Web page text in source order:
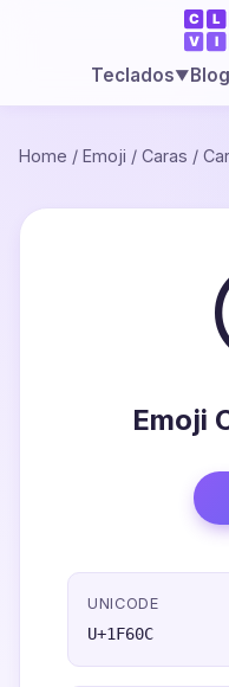
Teclados▼Blog
Home / Emoji / Caras /
Emoji
UNICODE
U+1F60C